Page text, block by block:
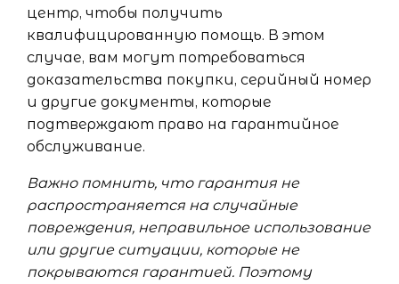
центр, чтобы получить
квалифицированную помощь. В этом
случае, вам могут потребоваться
доказательства покупки, серийный номер
и другие документы, которые
подтверждают право на гарантийное
обслуживание.
Важно помнить, что гарантия не
распространяется на случайные
повреждения, неправильное использование
или другие ситуации, которые не
покрываются гарантией. Поэтому